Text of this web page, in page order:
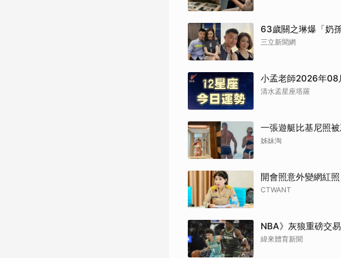
63歲關之琳爆「奶
三立新聞網
小孟老師2026年08
清水孟星座塔羅
一張遊艇比基尼照
姊妹淘
開會照意外變網紅
CTWANT
NBA》灰狼重磅交
緯來體育新聞